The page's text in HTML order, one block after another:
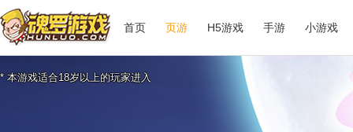
首页 页游 H5游戏 手游 小游戏
* 本游戏适合18岁以上的玩家进入